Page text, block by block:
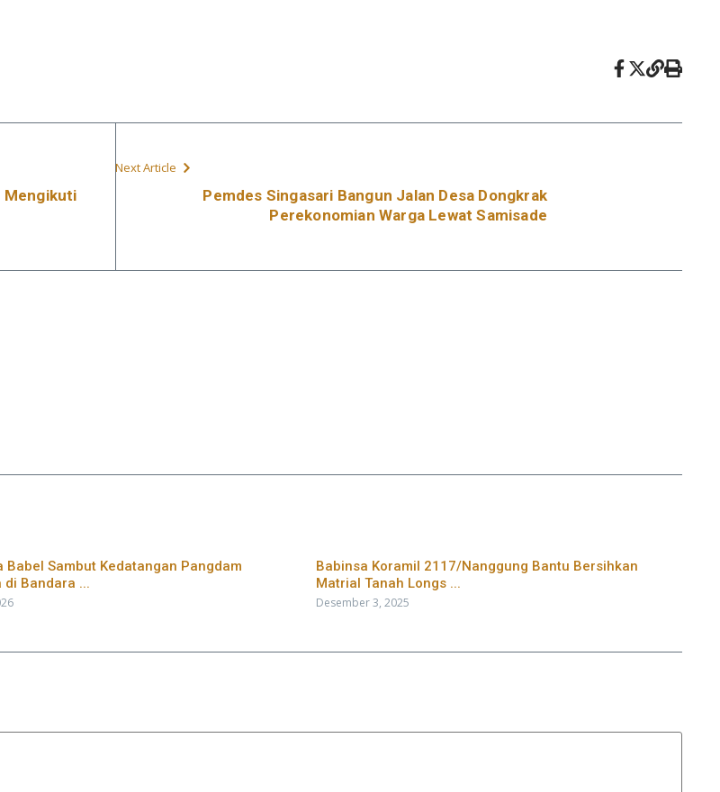
Mengikuti
Next Article
Pemdes Singasari Bangun Jalan Desa Dongkrak
Perekonomian Warga Lewat Samisade
Babel Sambut Kedatangan Pangdam
di Bandara ...
Babinsa Koramil 2117/Nanggung Bantu Bersihkan
Matrial Tanah Longs ...
Desember 3, 2025